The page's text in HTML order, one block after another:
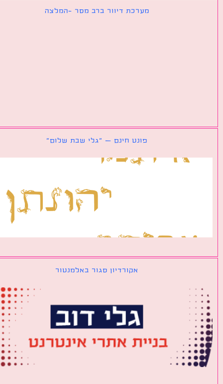
מערכת דיוור ברב מסר -המלצה
פונט חינם – ״גלי שבת שלום״
אקורדיון סגור באלמנטור